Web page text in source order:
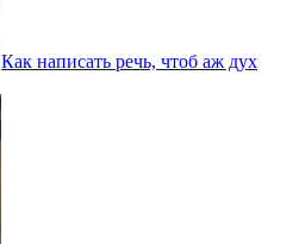
Как написать речь, чтоб аж дух